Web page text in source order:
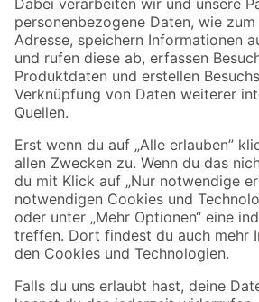
Zahlungsarten
Sicher einkaufen
Jetzt die toom-App herunterladen